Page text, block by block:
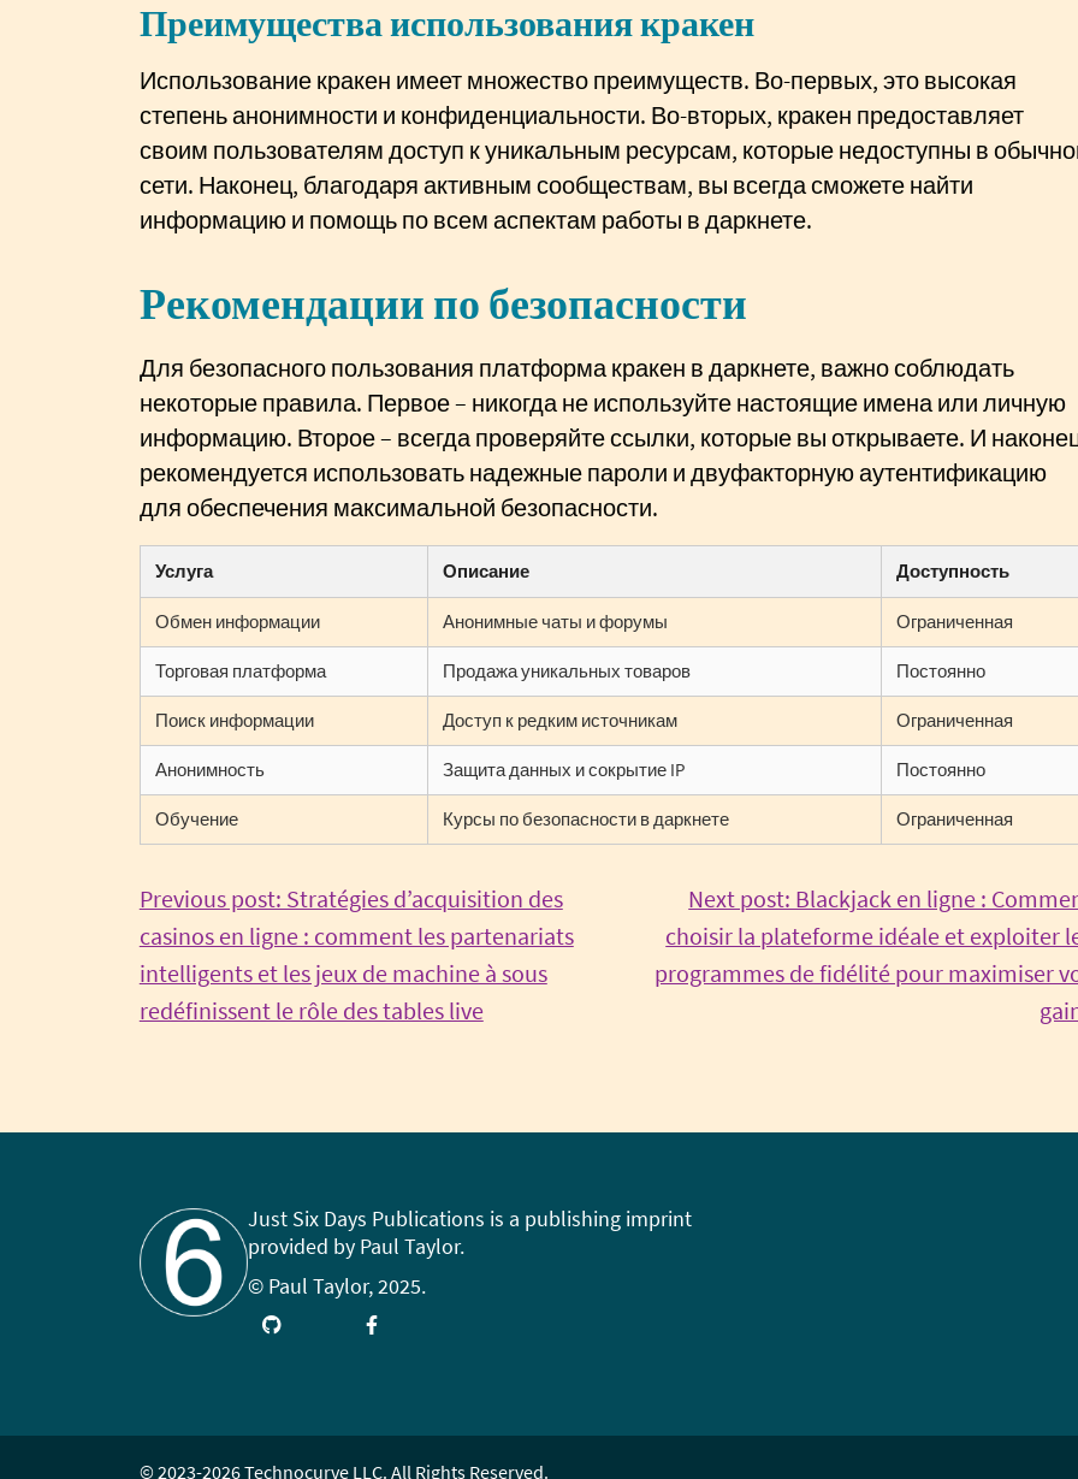
Преимущества использования кракен
Использование кракен имеет множество преимуществ. Во-первых, это высокая
степень анонимности и конфиденциальности. Во-вторых, кракен предоставляет
своим пользователям доступ к уникальным ресурсам, которые недоступны в
сети. Наконец, благодаря активным сообществам, вы всегда сможете найти
информацию и помощь по всем аспектам работы в даркнете.
Рекомендации по безопасности
Для безопасного пользования платформа кракен в даркнете, важно соблюдать
некоторые правила. Первое – никогда не используйте настоящие имена или личную
информацию. Второе – всегда проверяйте ссылки, которые вы открываете. И
рекомендуется использовать надежные пароли и двуфакторную аутентификацию
для обеспечения максимальной безопасности.
Услуга Описание Доступность
Обмен информации Анонимные чаты и форумы Ограниченная
Торговая платформа Продажа уникальных товаров Постоянно
Поиск информации Доступ к редким источникам Ограниченная
Анонимность Защита данных и сокрытие IP Постоянно
Обучение Курсы по безопасности в даркнете Ограниченная
Post
navigation
Previous post: Stratégies d’acquisition des
casinos en ligne : comment les partenariats
intelligents et les jeux de machine à sous
redéfinissent le rôle des tables liveContinue
Next post: Blackjack en ligne :
choisir la plateforme idéale et exploiter
programmes de fidélité pour maximiser
Just Six Days Publications is a publishing imprint
provided by Paul Taylor.
© Paul Taylor, 2025.
Visit
FollowLike
© 2023-2026 Technocurve LLC. All Rights Reserved.